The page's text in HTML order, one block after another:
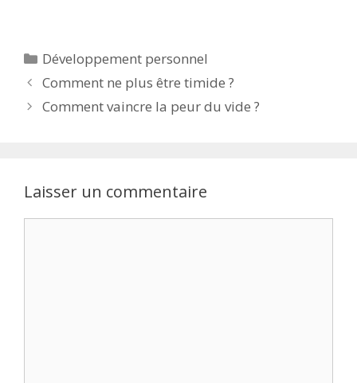
Développement personnel
Comment ne plus être timide ?
Comment vaincre la peur du vide ?
Laisser un commentaire